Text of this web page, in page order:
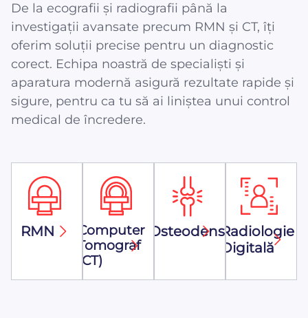
De la ecografii și radiografii până la
investigații avansate precum RMN și CT, îți
oferim soluții precise pentru un diagnostic
corect. Echipa noastră de specialiști și
aparatura modernă asigură rezultate rapide și
sigure, pentru ca tu să ai liniștea unui control
medical de încredere.
RMN
Computer
Tomograf
(CT)
Osteodensitometrie
Radiologie
Digitală